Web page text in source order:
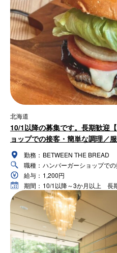
北海道
10/1以降の募集です。長期歓迎
ョップでの接客・簡単な調理／
勤務： BETWEEN THE BREAD
職種： ハンバーガーショップで
給与： 1,200円
期間： 10/1以降～3か月以上 長